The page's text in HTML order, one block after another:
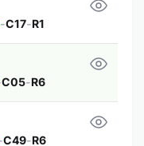
-C17-R1
C05-R6
C49-R6